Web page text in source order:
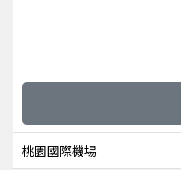
桃園國際機場